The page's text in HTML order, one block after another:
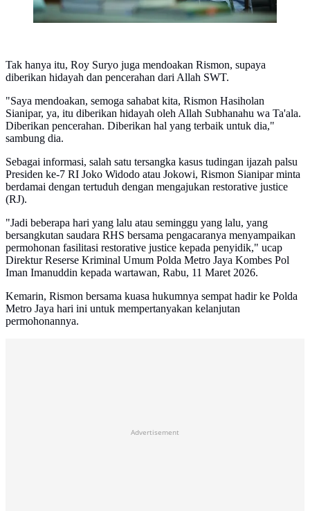
Tak hanya itu, Roy Suryo juga mendoakan Rismon, supaya
diberikan hidayah dan pencerahan dari Allah SWT.
"Saya mendoakan, semoga sahabat kita, Rismon Hasiholan
Sianipar, ya, itu diberikan hidayah oleh Allah Subhanahu wa Ta'ala.
Diberikan pencerahan. Diberikan hal yang terbaik untuk dia,"
sambung dia.
Sebagai informasi, salah satu tersangka kasus tudingan ijazah palsu
Presiden ke-7 RI Joko Widodo atau Jokowi, Rismon Sianipar minta
berdamai dengan tertuduh dengan mengajukan restorative justice
(RJ).
"Jadi beberapa hari yang lalu atau seminggu yang lalu, yang
bersangkutan saudara RHS bersama pengacaranya menyampaikan
permohonan fasilitasi restorative justice kepada penyidik," ucap
Direktur Reserse Kriminal Umum Polda Metro Jaya Kombes Pol
Iman Imanuddin kepada wartawan, Rabu, 11 Maret 2026.
Kemarin, Rismon bersama kuasa hukumnya sempat hadir ke Polda
Metro Jaya hari ini untuk mempertanyakan kelanjutan
permohonannya.
Advertisement